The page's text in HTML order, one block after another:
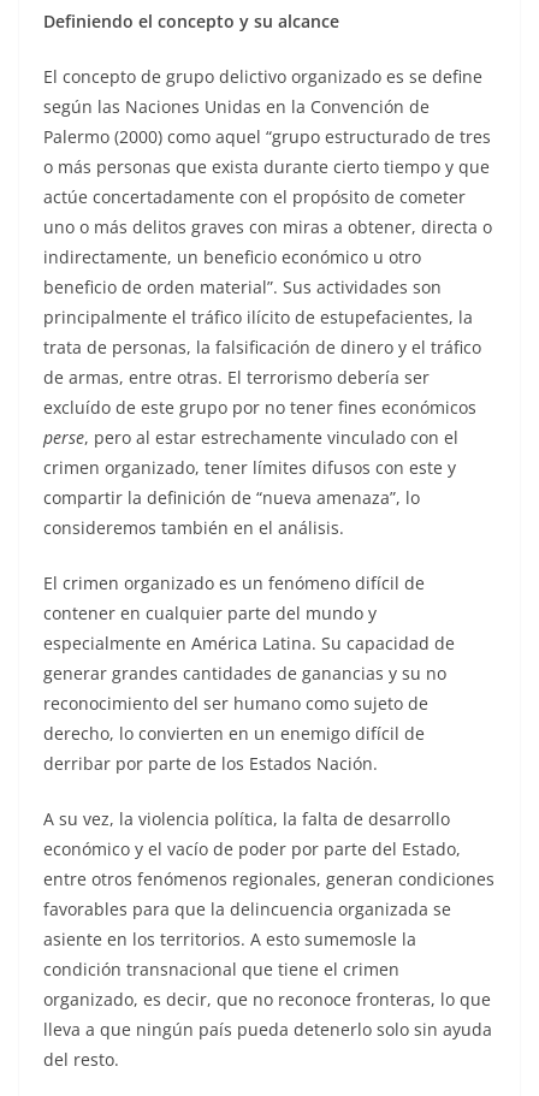
Definiendo el concepto y su alcance
El concepto de grupo delictivo organizado es se define
según las Naciones Unidas en la Convención de
Palermo (2000) como aquel “grupo estructurado de tres
o más personas que exista durante cierto tiempo y que
actúe concertadamente con el propósito de cometer
uno o más delitos graves con miras a obtener, directa o
indirectamente, un beneficio económico u otro
beneficio de orden material”. Sus actividades son
principalmente el tráfico ilícito de estupefacientes, la
trata de personas, la falsificación de dinero y el tráfico
de armas, entre otras. El terrorismo debería ser
excluído de este grupo por no tener fines económicos
perse, pero al estar estrechamente vinculado con el
crimen organizado, tener límites difusos con este y
compartir la definición de “nueva amenaza”, lo
consideremos también en el análisis.
El crimen organizado es un fenómeno difícil de
contener en cualquier parte del mundo y
especialmente en América Latina. Su capacidad de
generar grandes cantidades de ganancias y su no
reconocimiento del ser humano como sujeto de
derecho, lo convierten en un enemigo difícil de
derribar por parte de los Estados Nación.
A su vez, la violencia política, la falta de desarrollo
económico y el vacío de poder por parte del Estado,
entre otros fenómenos regionales, generan condiciones
favorables para que la delincuencia organizada se
asiente en los territorios. A esto sumemosle la
condición transnacional que tiene el crimen
organizado, es decir, que no reconoce fronteras, lo que
lleva a que ningún país pueda detenerlo solo sin ayuda
del resto.